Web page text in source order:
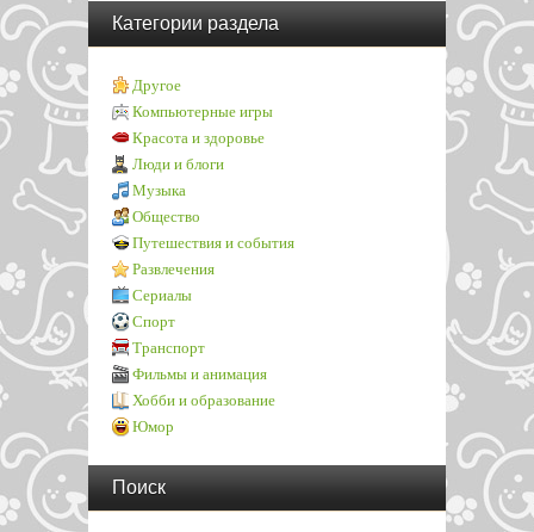
Категории раздела
Другое
Компьютерные игры
Красота и здоровье
Люди и блоги
Музыка
Общество
Путешествия и события
Развлечения
Сериалы
Спорт
Транспорт
Фильмы и анимация
Хобби и образование
Юмор
Поиск